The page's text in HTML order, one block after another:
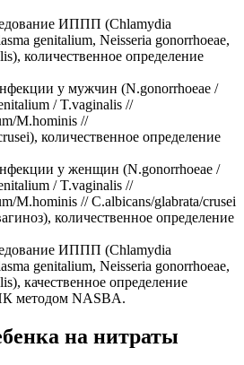
ИППП (Chlamydia
genitalium, Neisseria gonorrhoeae,
количественное определение
у мужчин (N.gonorrhoeae /
/ T.vaginalis //
M.hominis //
количественное определение
у женщин (N.gonorrhoeae /
/ T.vaginalis //
M.hominis // C.albicans/glabrata/crusei
количественное определение
ИППП (Chlamydia
genitalium, Neisseria gonorrhoeae,
качественное определение
методом NASBA.
на нитраты